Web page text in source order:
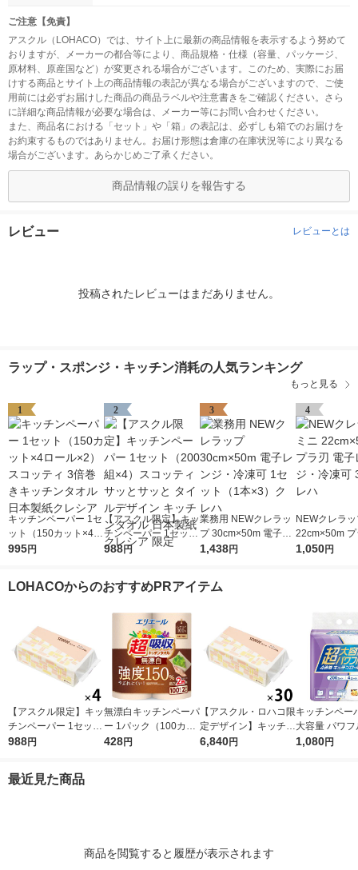
ご注意【免責】
アスクル（LOHACO）では、サイト上に最新の商品情報を表示するよう努めて
おりますが、メーカーの都合等により、商品規格・仕様（容量、パッケージ、
原材料、原産国など）が変更される場合がございます。このため、実際にお届
けする商品とサイト上の商品情報の表記が異なる場合がございますので、ご使
用前には必ずお届けした商品の商品ラベルや注意書きをご確認ください。さら
に詳細な商品情報が必要な場合は、メーカー等にお問い合わせください。
また、商品名における「セット」や「箱」の表記は、必ずしも箱でのお届けを
お約束するものではありません。お届け形態は倉庫の在庫状況等により異なる
場合がございます。あらかじめご了承ください。
商品情報の誤りを報告する
レビュー レビューとは
投稿されたレビューはまだありません。
ラップ・スポンジ・キッチン消耗の人気ランキング
もっと見る
1
キッチンペーパー 1セ
ット（150カット×4ロ
ール×2） スコッティ
995円
2
【アスクル限定】キッ
チンペーパー 1セット
（200組×4）スコッテ
タオル 日本製紙クレ
988円
3
業務用 NEWクレラッ
プ 30cm×50m 電子レ
ンジ・冷凍可 1セット
1,438円
4
NEWクレラ
22cm×50m
子レンジ・冷
1,050円
LOHACOからのおすすめPRアイテム
【アスクル限定】キッ
チンペーパー 1セット
（200組×4）スコッテ
タオル 日本製紙クレ
988円
無漂白キッチンペーパ
ー 1パック（100カッ
ト×2ロール）超吸収
428円
【アスクル・ロハコ限
定デザイン】キッチン
ペーパー スコッティ
6,840円
キッチンペー
大容量 パワ
巻 キッチン
1,080円
最近見た商品
商品を閲覧すると履歴が表示されます